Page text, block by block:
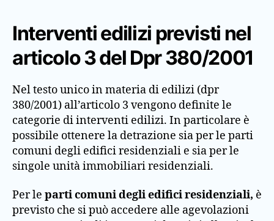
Interventi edilizi previsti nel
articolo 3 del Dpr 380/2001
Nel testo unico in materia di edilizi (dpr
380/2001) all’articolo 3 vengono definite le
categorie di interventi edilizi. In particolare è
possibile ottenere la detrazione sia per le parti
comuni degli edifici residenziali e sia per le
singole unità immobiliari residenziali.
Per le parti comuni degli edifici residenziali, è
previsto che si può accedere alle agevolazioni